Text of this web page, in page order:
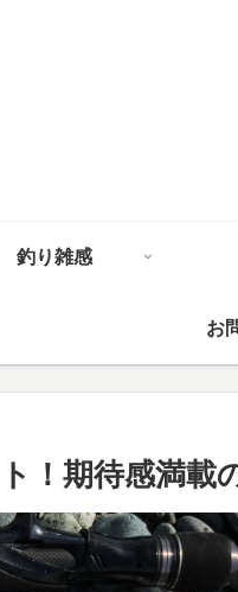
釣り雑感
お
！期待感満載